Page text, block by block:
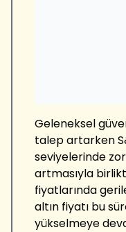
Geleneksel
talep artarken
seviyelerinde
artmasıyla
fiyatlarında
altın fiyatı bu
yükselmeye